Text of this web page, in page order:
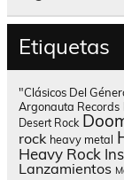
Etiquetas
"Clásicos Del
Argonauta Records
Desert Rock
rock heavy metal
Heavy Rock
Lanzamientos